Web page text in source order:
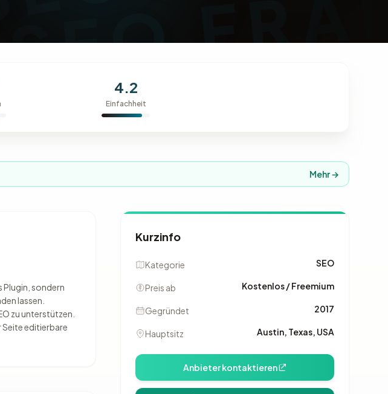
4.2
Einfachheit
Mehr →
Plugin, sondern
lassen.
zu unterstützen.
Seite editierbare
Kurzinfo
Kategorie SEO
Preis ab Kostenlos / Freemium
Gegründet 2017
Hauptsitz Austin, Texas, USA
Anbieter kontaktieren